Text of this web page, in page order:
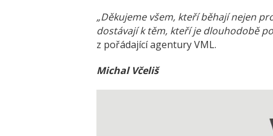
„Děkujeme všem, kteří běhají nejen
dostávají k těm, kteří je dlouhodobě
z pořádající agentury VML.
Michal Včeliš